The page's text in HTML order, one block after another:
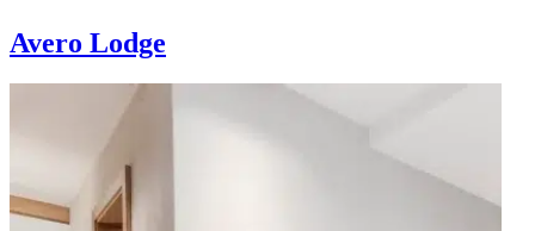
Avero Lodge